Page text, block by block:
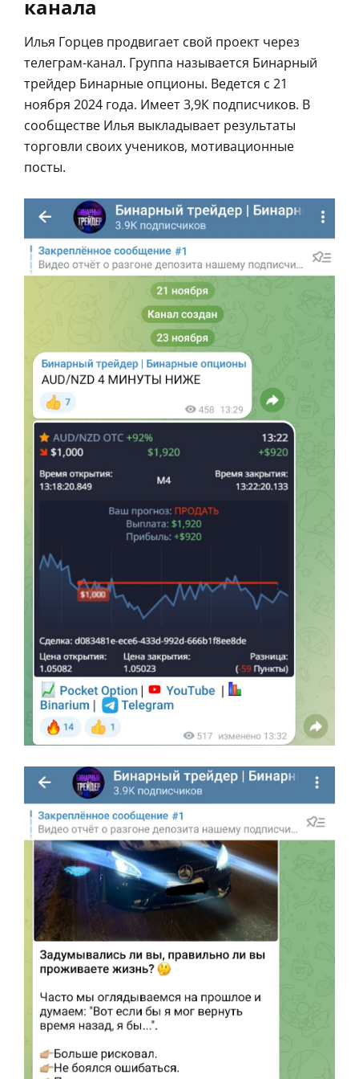
канала
Илья Горцев продвигает свой проект через
телеграм-канал. Группа называется Бинарный
трейдер Бинарные опционы. Ведется с 21
ноября 2024 года. Имеет 3,9К подписчиков. В
сообществе Илья выкладывает результаты
торговли своих учеников, мотивационные
посты.